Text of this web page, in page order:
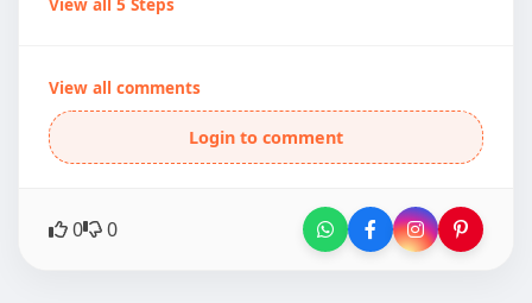
View all comments
Login to comment
0 0